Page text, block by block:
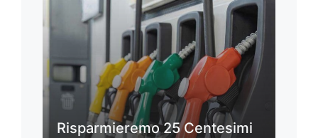
Risparmieremo 25 Centesimi